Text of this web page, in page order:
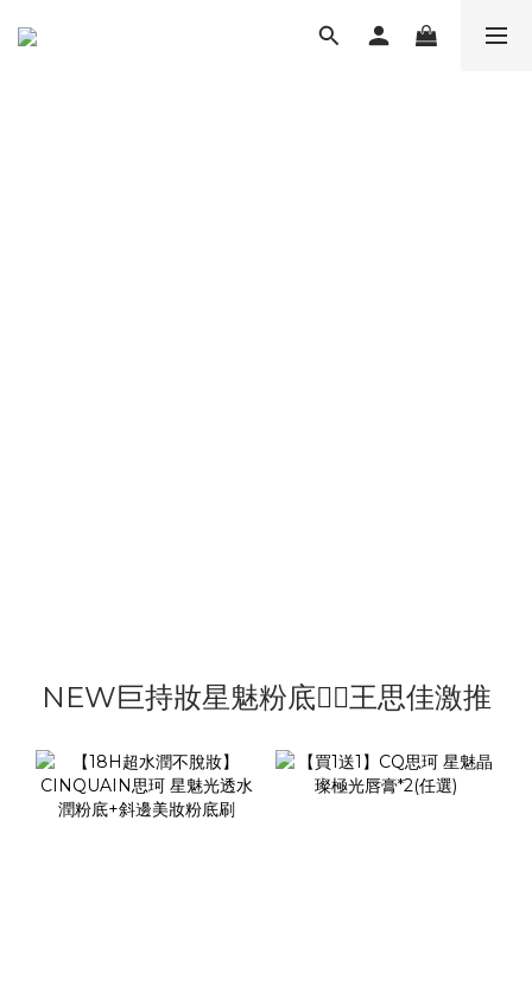
NEW巨持妝星魅粉底❤️‍🔥王思佳激推